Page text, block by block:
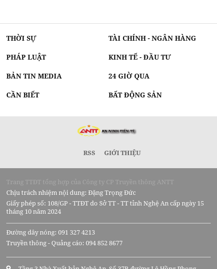
THỜI SỰ TÀI CHÍNH - NGÂN HÀNG
PHÁP LUẬT KINH TẾ - ĐẦU TƯ
BẢN TIN MEDIA 24 GIỜ QUA
CẦN BIẾT BẤT ĐỘNG SẢN
RSS GIỚI THIỆU
Trang TTĐT tổng hợp của Công ty CP Truyền thông ANTT
Chịu trách nhiệm nội dung: Đặng Trọng Đức
Giấy phép số: 108/GP - TTĐT do Sở TT - TT tỉnh Nghệ An cấp ngày 15
tháng 10 năm 2024
Đường dây nóng: 091 327 4213
Truyền thông - Quảng cáo: 094 852 8677